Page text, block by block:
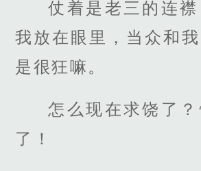
仗着是老三的连
我放在眼里，当众和
是很狂嘛。
怎么现在求饶了
了！